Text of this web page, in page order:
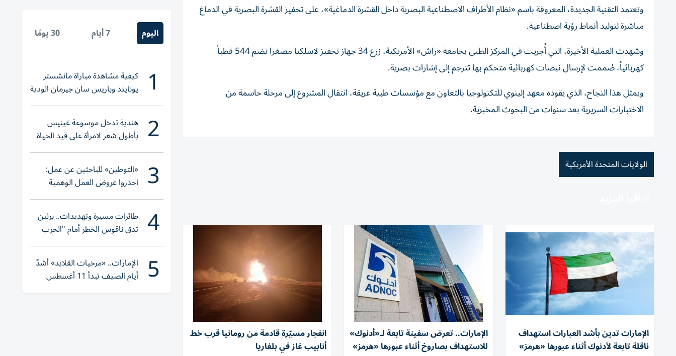
وتعتمد التقنية الجديدة، المعروفة باسم «نظام الأطراف الاصطناعية البصرية داخل القشرة الدماغية»، على تحفيز القشرة البصرية في الدماغ
مباشرة لتوليد أنماط رؤية اصطناعية.
وشهدت العملية الأخيرة، التي أُجريت في المركز الطبي بجامعة «راش» الأمريكية، زرع 34 جهاز تحفيز لاسلكيا مصغرا تضم 544 قطباً
كهربائياً، صُممت لإرسال نبضات كهربائية متحكم بها تترجم إلى إشارات بصرية.
ويمثل هذا النجاح، الذي يقوده معهد إلينوي للتكنولوجيا بالتعاون مع مؤسسات طبية عريقة، انتقال المشروع إلى مرحلة حاسمة من
الاختبارات السريرية بعد سنوات من البحوث المخبرية.
الولايات المتحدة الأمريكية
الإمارات تدين بأشد العبارات استهداف
ناقلة تابعة لأدنوك أثناء عبورها «هرمز»
الإمارات.. تعرض سفينة تابعة لـ«أدنوك»
للاستهداف بصاروخ أثناء عبورها «هرمز»
انفجار مسيّرة قادمة من رومانيا قرب خط
أنابيب غاز في بلغاريا
اليوم 7 أيام 30 يومًا
1 كيفية مشاهدة مباراة مانشستر
يونايتد وباريس سان جيرمان الودية
والقنوات الناقلة
2 هندية تدخل موسوعة غينيس
بأطول شعر لامرأة على قيد الحياة
3 «التوطين» للباحثين عن عمل:
احذروا عروض العمل الوهمية
وتحققوا عبر «الباركود»
4 طائرات مسيرة وتهديدات.. برلين
تدق ناقوس الخطر أمام "الحرب
الهجينة"
5 الإمارات.. «مرخيات القلايد» أشدّ
أيام الصيف تبدأ 11 أغسطس